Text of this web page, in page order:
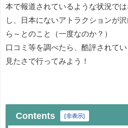
本で報道されているような状況で
し、日本にないアトラクションが
ら～とのこと（一度なのか？）
口コミ等を調べたら、酷評されて
見たさで行ってみよう！
Contents [非表示]